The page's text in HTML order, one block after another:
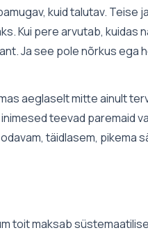
kuid talutav. Teise
Kui pere arvutab, kuidas
Ja see pole nõrkus ega
aeglaselt mitte ainult
teevad paremaid
täidlasem, pikema
toit maksab